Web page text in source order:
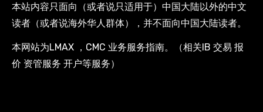
本站内容只面向（或者说只适用于）中国大陆以外的中文
读者（或者说海外华人群体），并不面向中国大陆读者。
本网站为LMAX ，CMC 业务服务指南。（相关IB 交易 报
价 资管服务 开户等服务）